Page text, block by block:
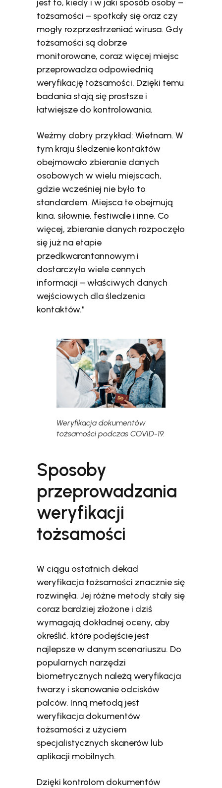
jest to, kiedy i w jaki sposób osoby –
tożsamości – spotkały się oraz czy
mogły rozprzestrzeniać wirusa. Gdy
tożsamości są dobrze
monitorowane, coraz więcej miejsc
przeprowadza odpowiednią
weryfikację tożsamości. Dzięki temu
badania stają się prostsze i
łatwiejsze do kontrolowania.
Weźmy dobry przykład: Wietnam. W
tym kraju śledzenie kontaktów
obejmowało zbieranie danych
osobowych w wielu miejscach,
gdzie wcześniej nie było to
standardem. Miejsca te obejmują
kina, siłownie, festiwale i inne. Co
więcej, zbieranie danych rozpoczęło
się już na etapie
przedkwarantannowym i
dostarczyło wiele cennych
informacji – właściwych danych
wejściowych dla śledzenia
kontaktów."
Weryfikacja dokumentów
tożsamości podczas COVID-19.
Sposoby
przeprowadzania
weryfikacji
tożsamości
W ciągu ostatnich dekad
weryfikacja tożsamości znacznie się
rozwinęła. Jej różne metody stały się
coraz bardziej złożone i dziś
wymagają dokładnej oceny, aby
określić, które podejście jest
najlepsze w danym scenariuszu. Do
popularnych narzędzi
biometrycznych należą weryfikacja
twarzy i skanowanie odcisków
palców. Inną metodą jest
weryfikacja dokumentów
tożsamości z użyciem
specjalistycznych skanerów lub
aplikacji mobilnych.
Dzięki kontrolom dokumentów